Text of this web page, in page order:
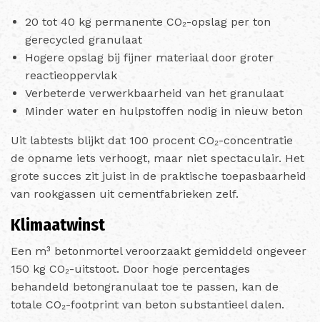
20 tot 40 kg permanente CO₂-opslag per ton
gerecycled granulaat
Hogere opslag bij fijner materiaal door groter
reactieoppervlak
Verbeterde verwerkbaarheid van het granulaat
Minder water en hulpstoffen nodig in nieuw beton
Uit labtests blijkt dat 100 procent CO₂-concentratie
de opname iets verhoogt, maar niet spectaculair. Het
grote succes zit juist in de praktische toepasbaarheid
van rookgassen uit cementfabrieken zelf.
Klimaatwinst
Een m³ betonmortel veroorzaakt gemiddeld ongeveer
150 kg CO₂-uitstoot. Door hoge percentages
behandeld betongranulaat toe te passen, kan de
totale CO₂-footprint van beton substantieel dalen.